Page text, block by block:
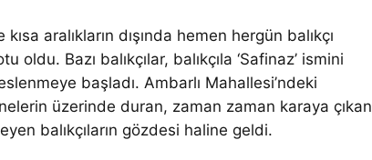
kısa aralıkların dışında hemen hergün balıkçı
oldu. Bazı balıkçılar, balıkçıla ‘Safinaz’ ismini
başladı. Ambarlı Mahallesi’ndeki
üzerinde duran, zaman zaman karaya çıkan
balıkçıların gözdesi haline geldi.